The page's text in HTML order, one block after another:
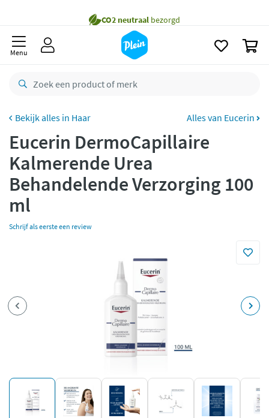
besteld,
Gratisretourneren
Menu
Haar Alles van Eucerin
Eucerin DermoCapillaire
Kalmerende Urea
Behandelende Verzorging 100
ml
Schrijf als eerste een review